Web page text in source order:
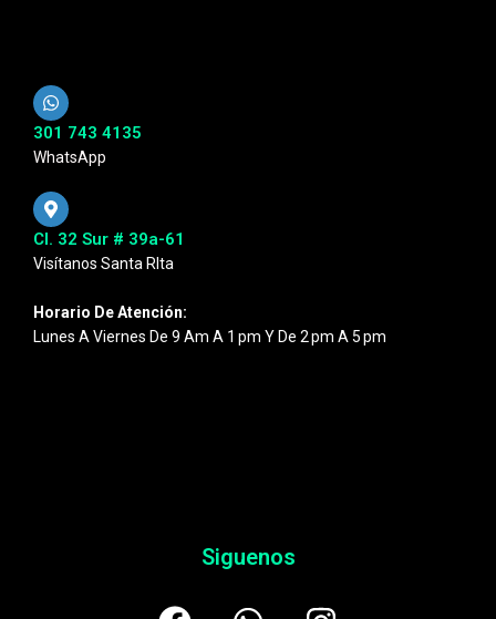
301 743 4135
WhatsApp
Cl. 32 Sur # 39a-61
Visítanos Santa RIta
Horario De Atención:
Lunes A Viernes De 9 Am A 1 Pm Y De 2 Pm A 5 Pm
Siguenos